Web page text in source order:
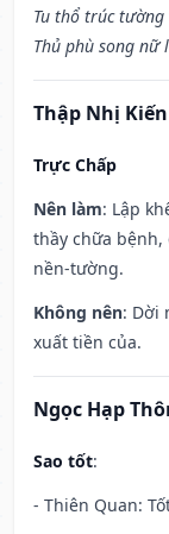
Tu thổ trúc
Thủ phù song nữ
Thập Nhị
Trực Chấp
Nên làm: Lập
thầy chữa
nền-tường.
Không nên: Dời
xuất tiền của.
Ngọc Hạp
Sao tốt:
- Thiên Quan: